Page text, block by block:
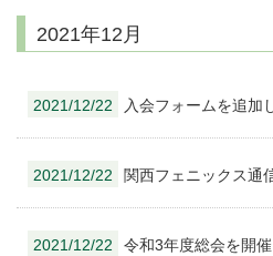
2021年12月
2021/12/22 入会フォームを追加
2021/12/22 関西フェニックス通
2021/12/22 令和3年度総会を開催